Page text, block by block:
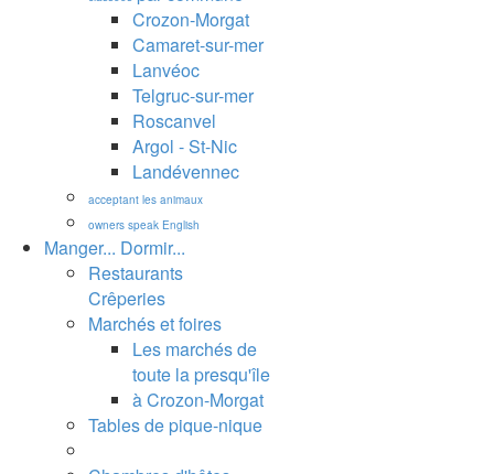
Crozon-Morgat
Camaret-sur-mer
Lanvéoc
Telgruc-sur-mer
Roscanvel
Argol - St-Nic
Landévennec
acceptant les animaux
owners speak English
Manger... Dormir...
Restaurants
Crêperies
Marchés et foires
Les marchés de
toute la presqu'île
à Crozon-Morgat
Tables de pique-nique